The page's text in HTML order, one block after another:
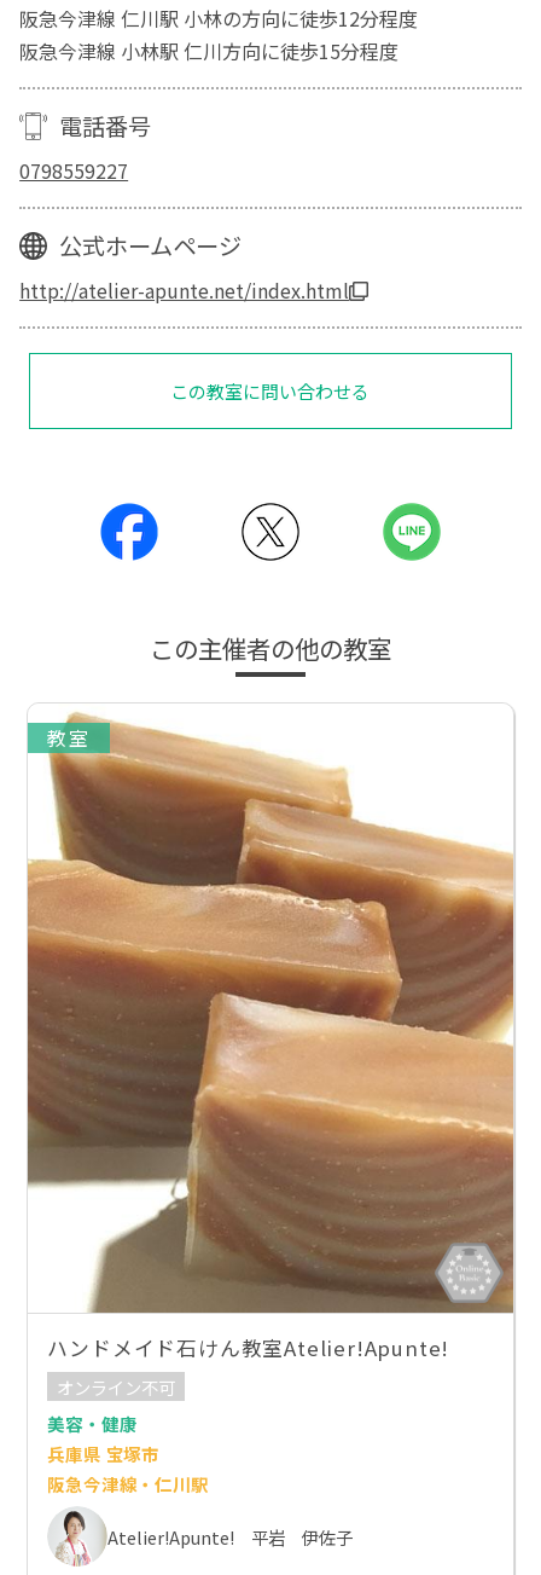
阪急今津線 仁川駅 小林の方向に徒歩12分程度
阪急今津線 小林駅 仁川方向に徒歩15分程度
電話番号
0798559227
公式ホームページ
http://atelier-apunte.net/index.html
この教室に問い合わせる
この主催者の他の教室
教室
ハンドメイド石けん教室Atelier!Apunte!
オンライン不可
美容・健康
兵庫県 宝塚市
阪急今津線・仁川駅
Atelier!Apunte! 平岩 伊佐子